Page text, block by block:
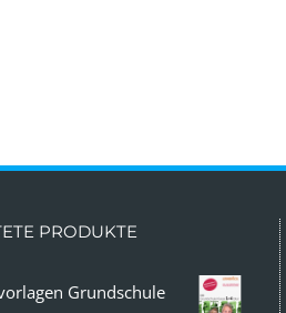
PRODUKTE
Grundschule